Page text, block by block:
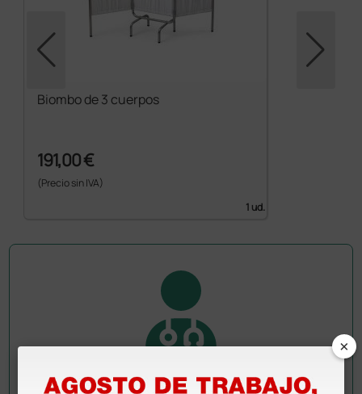
Biombo de 3 cuerpos
191,00 €
(Precio sin IVA)
1 ud.
Pregúntale a un colega
×